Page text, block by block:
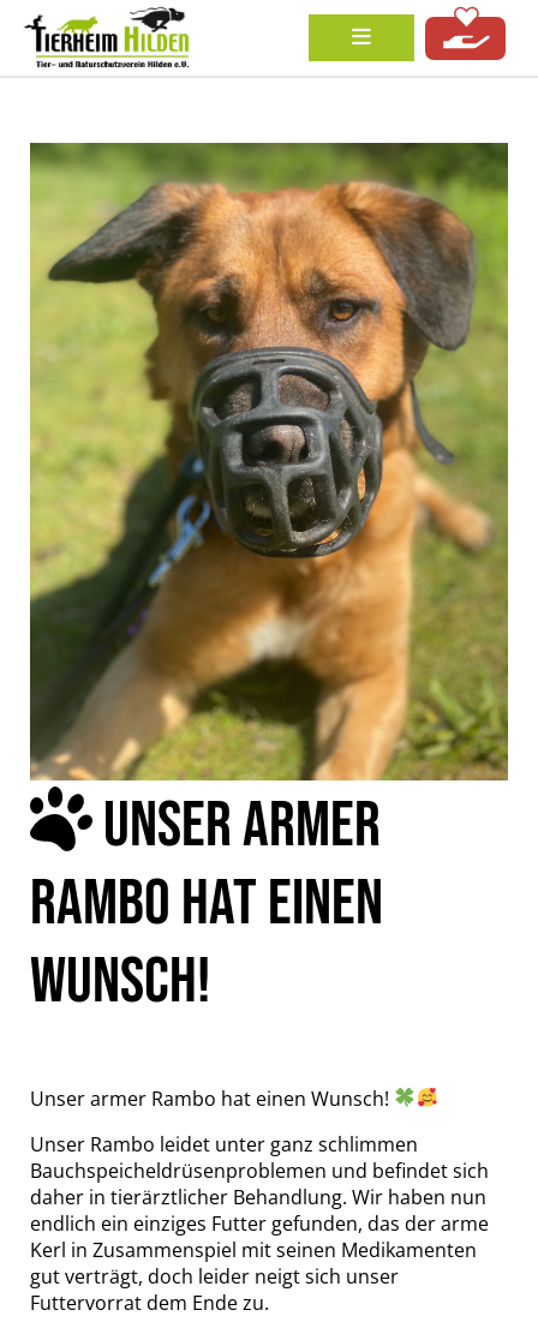
UNSER ARMER
RAMBO HAT EINEN
WUNSCH!
Unser armer Rambo hat einen Wunsch!
Unser Rambo leidet unter ganz schlimmen
Bauchspeicheldrüsenproblemen und befindet sich
daher in tierärztlicher Behandlung. Wir haben nun
endlich ein einziges Futter gefunden, das der arme
Kerl in Zusammenspiel mit seinen Medikamenten
gut verträgt, doch leider neigt sich unser
Futtervorrat dem Ende zu.